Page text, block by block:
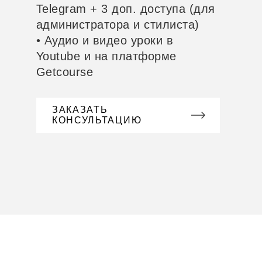
Telegram + 3 доп. доступа (для
администратора и стилиста)
• Аудио и видео уроки в
Youtube и на платформе
Getcourse
ЗАКАЗАТЬ
КОНСУЛЬТАЦИЮ